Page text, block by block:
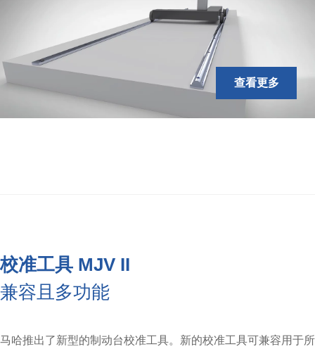
查看更多
校准工具 MJV II
兼容且多功能
马哈推出了新型的制动台校准工具。新的校准工具可兼容用于所